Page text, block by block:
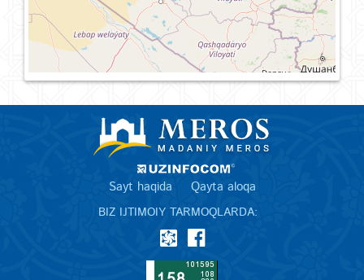
Sayt haqida Qayta aloqa
BIZ IJTIMOIY TARMOQLARDA: